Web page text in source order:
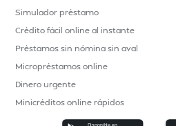
Simulador préstamo
Crédito fácil online al instante
Préstamos sin nómina sin aval
Micropréstamos online
Dinero urgente
Minicréditos online rápidos